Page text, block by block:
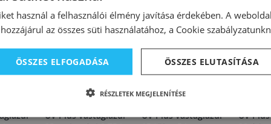
UV Plus vastaglazúr
16247
UV Plus vastaglazúr
UV
használ a felhasználói élmény javítása érdekében. A
az összes süti használatához, a Cookie
ÖSSZES ELFOGADÁSA ÖSSZES ELUTASÍTÁSA
RÉSZLETEK MEGJELENÍTÉSE